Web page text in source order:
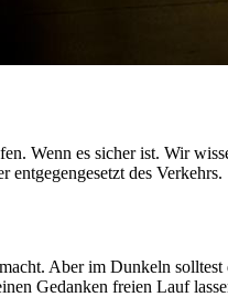
Wenn es sicher ist. Wir
entgegengesetzt des Verkehrs.
Aber im Dunkeln
Gedanken freien Lauf